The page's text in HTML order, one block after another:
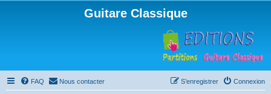
Guitare Classique
FAQ Nous contacter Connexion
S’enregistrer